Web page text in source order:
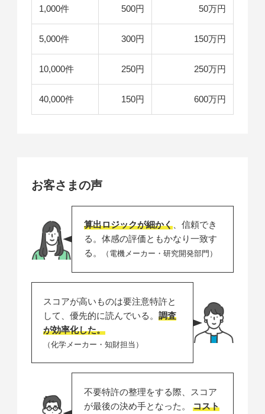
1,000件 500円 50万円
5,000件 300円 150万円
10,000件 250円 250万円
40,000件 150円 600万円
お客さまの声
算出ロジックが細かく 、信頼でき
る。体感の評価ともかなり一致す
る。
（電機メーカー・研究開発部門）
スコアが高いものは要注意特許と
して、優先的に読んでいる。調査
が効率化した。
（化学メーカー・知財担当）
不要特許の整理をする際、スコア
が最後の決め手となった。コスト